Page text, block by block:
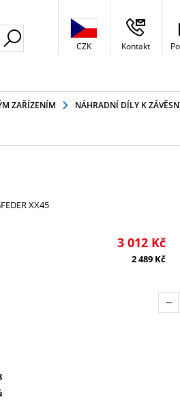
CZK Kontakt
ZAŘÍZENÍM NÁHRADNÍ DÍLY K
XX45
3 012 Kč
2 489 Kč